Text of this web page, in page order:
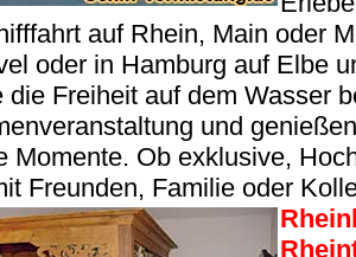
auf Rhein, Main oder
oder in Hamburg auf Elbe
die Freiheit auf dem Wasser
und
Momente. Ob exklusive,
Freunden, Familie oder